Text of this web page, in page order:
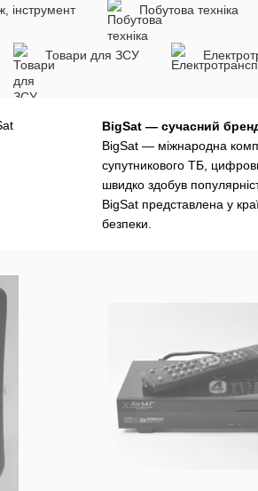
інструмент Побутова техніка
Товари для ЗСУ
BigSat — сучасний
BigSat — міжнародна
супутникового ТБ,
швидко здобув
BigSat представлена у
безпеки.
BigSat створює пристрої,
високу чіткість
встановлення та
Супутникові
Антени та аксесуари
Електроживлення та